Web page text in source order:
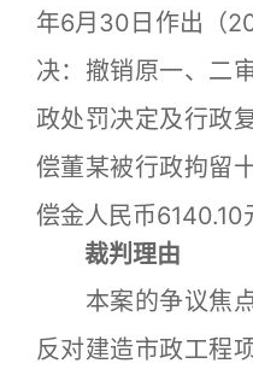
年6月30日作出（
决：撤销原一、二
政处罚决定及行政
偿董某被行政拘留
偿金人民币6140.10
裁判理由
本案的争议焦点
反对建造市政工程